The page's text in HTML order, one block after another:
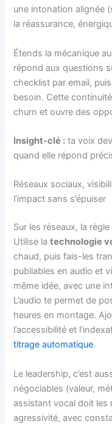
une intonation alignée
la réassurance,
Étends la mécanique
répond aux questions
checklist par email,
besoin. Cette
churn et ouvre des
Insight-clé : ta voix
quand elle répond
Réseaux sociaux,
l’impact sans s’épuiser
Sur les réseaux, la
Utilise latechnologie
chaud, puis fais-les
publiables en audio et
même idée, avec une
L’audio te permet de
heures en montage.
l’accessibilité et
titrage automatique.
Le leadership, c’est
négociables (valeur,
assistant vocal doit les
agressivité, avec